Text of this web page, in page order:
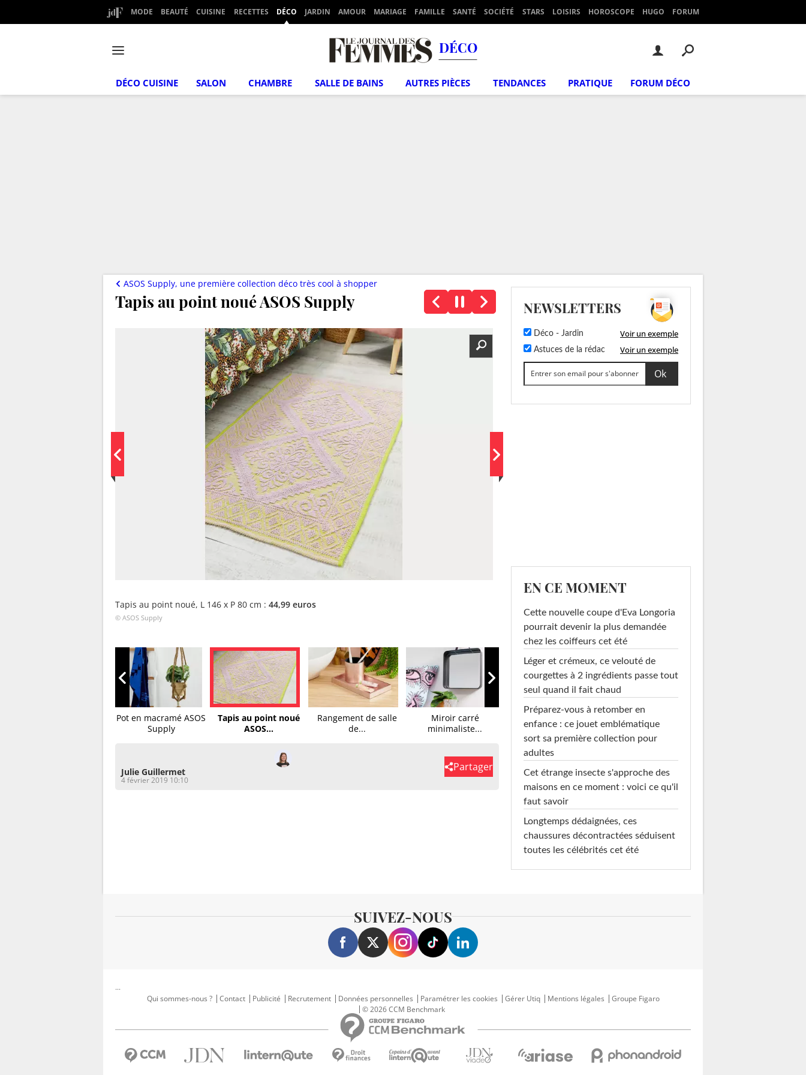
MODE BEAUTÉ CUISINE RECETTES DÉCO JARDIN AMOUR MARIAGE FAMILLE SANTÉ SOCIÉTÉ STARS LOISIRS HOROSCOPE HUGO FORUM
DÉCO
DÉCO CUISINE SALON CHAMBRE SALLE DE BAINS AUTRES PIÈCES TENDANCES PRATIQUE FORUM DÉCO
Tapis au point noué ASOS Supply
ASOS Supply, une première collection déco très cool à shopper
Tapis au point noué, L 146 x P 80 cm : 44,99 euros
© ASOS Supply
Pot en macramé ASOS
Supply
Tapis au point noué
ASOS...
Rangement de salle
de...
Miroir carré
minimaliste...
Panier à linge en forme
de...
Tapis de bain à
pompons...
Julie Guillermet
4 février 2019 10:10
Partager
NEWSLETTERS
Déco - Jardin Voir un exemple
Astuces de la rédac Voir un exemple
EN CE MOMENT
Cette nouvelle coupe d'Eva Longoria
pourrait devenir la plus demandée
chez les coiffeurs cet été
Léger et crémeux, ce velouté de
courgettes à 2 ingrédients passe tout
seul quand il fait chaud
Préparez-vous à retomber en
enfance : ce jouet emblématique
sort sa première collection pour
adultes
Cet étrange insecte s'approche des
maisons en ce moment : voici ce qu'il
faut savoir
Longtemps dédaignées, ces
chaussures décontractées séduisent
toutes les célébrités cet été
SUIVEZ-NOUS
...
Qui sommes-nous ?
Contact Publicité Recrutement Données personnelles Paramétrer les cookies Gérer Utiq Mentions légales
Groupe Figaro
© 2026 CCM Benchmark